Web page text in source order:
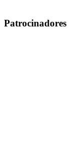
Patrocinadores